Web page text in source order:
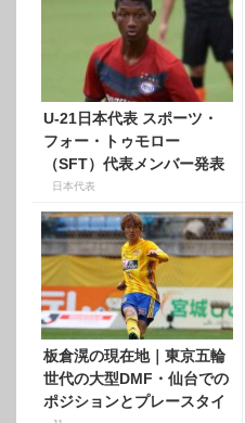
U-21日本代表 スポーツ・
フォー・トゥモロー
（SFT）代表メンバー発表
日本代表
板倉滉の現在地｜東京五輪
世代の大型DMF・仙台での
ポジションとプレースタイ